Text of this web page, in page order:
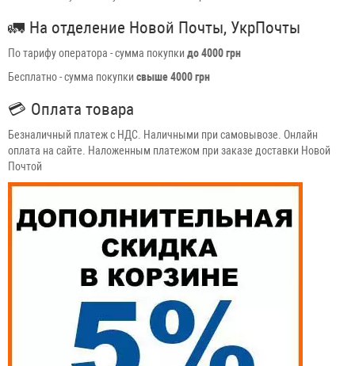
🚛 На отделение Новой Почты, УкрПочты
По тарифу оператора - сумма покупки до 4000 грн
Бесплатно - сумма покупки свыше 4000 грн
💳 Оплата товара
Безналичный платеж с НДС. Наличными при самовывозе. Онлайн
оплата на сайте. Наложенным платежом при заказе доставки Новой
Почтой